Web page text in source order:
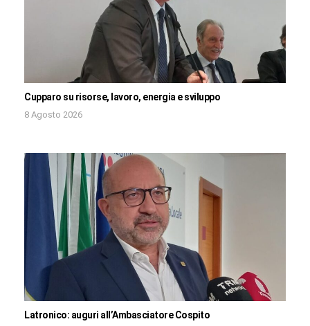
Cupparo su risorse, lavoro, energia e sviluppo
8 Agosto 2026
Latronico: auguri all’Ambasciatore Cospito